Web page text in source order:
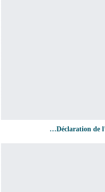
Déclaration de